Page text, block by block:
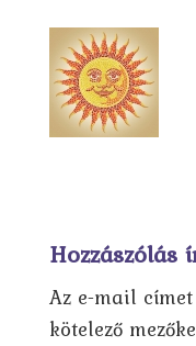
Hozzászólás
Az e-mail címet
kötelező